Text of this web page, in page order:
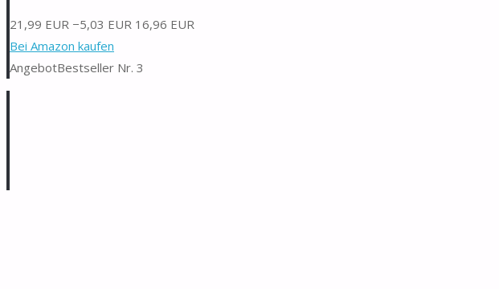
21,99 EUR −5,03 EUR 16,96 EUR
Bei Amazon kaufen
AngebotBestseller Nr. 3